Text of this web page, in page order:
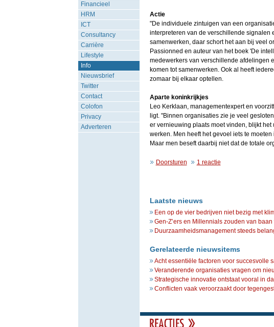
Financieel
HRM
ICT
Consultancy
Carrière
Lifestyle
Info
Nieuwsbrief
Twitter
Contact
Colofon
Privacy
Adverteren
Actie
"De individuele zintuigen van een
interpreteren van de verschillende signalen
samenwerken, daar schort het aan bij veel
Passionned en auteur van het boek 'De
medewerkers van verschillende afdelingen
komen tot samenwerken. Ook al heeft
zomaar bij elkaar optellen.
Aparte koninkrijkjes
Leo Kerklaan, managementexpert en
ligt. "Binnen organisaties zie je veel
er vernieuwing plaats moet vinden, blijkt
werken. Men heeft het gevoel iets te
Maar men beseft daarbij niet dat de totale
Doorsturen 1 reactie
Laatste nieuws
Een op de vier bedrijven niet bezig met
Gen-Z’ers en Millennials zouden van
Duurzaamheidsmanagement steeds
Gerelateerde nieuwsitems
Acht essentiële factoren voor succesvolle
Veranderende organisaties vragen om
Strategische innovatie ontstaat vooral in
Conflicten vaak veroorzaakt door